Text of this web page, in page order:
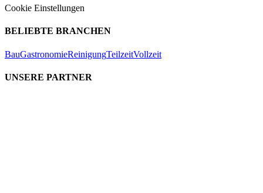
Cookie Einstellungen
BELIEBTE BRANCHEN
BauGastronomieReinigungTeilzeitVollzeit
UNSERE PARTNER